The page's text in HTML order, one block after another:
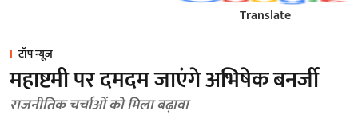
Translate
टॉप न्यूज़
महाष्टमी पर दमदम जाएंगे अभिषेक बनर्जी
राजनीतिक चर्चाओं को मिला बढ़ावा